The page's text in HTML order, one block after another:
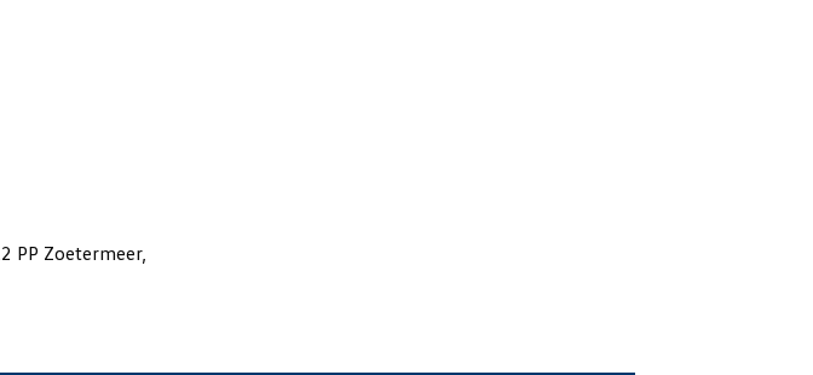
PP Zoetermeer,